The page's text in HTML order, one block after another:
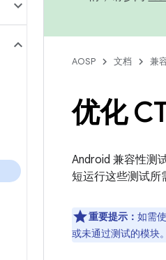
AOSP 文档 兼
优化
Android 兼容性测
短运行这些测试所
重要提示： 如需
或未通过测试的模块